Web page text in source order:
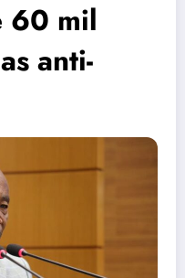
60 mil
anti-